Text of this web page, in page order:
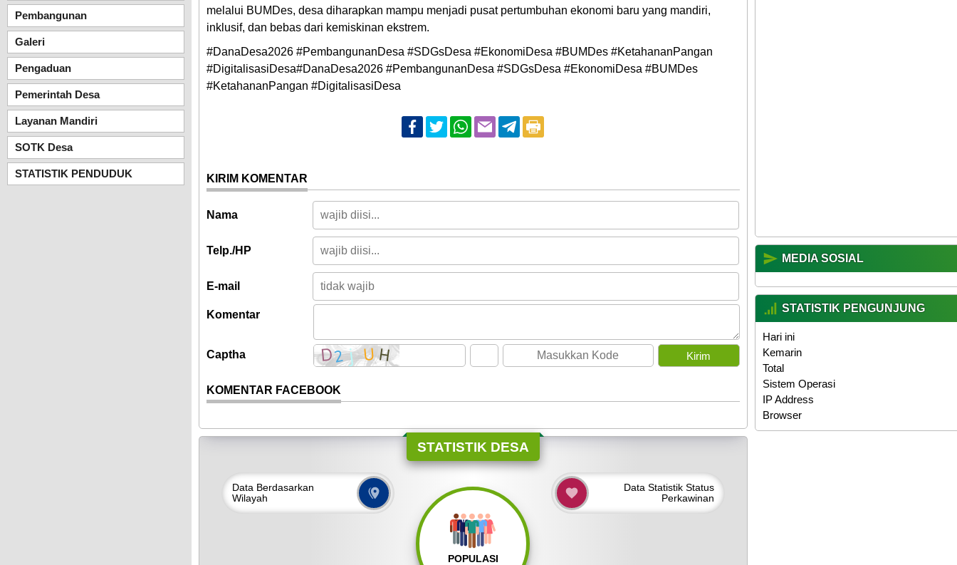
Pembangunan
Galeri
Pengaduan
Pemerintah Desa
Layanan Mandiri
SOTK Desa
STATISTIK PENDUDUK
melalui BUMDes, desa diharapkan mampu menjadi pusat pertumbuhan ekonomi baru yang mandiri,
inklusif, dan bebas dari kemiskinan ekstrem.
#DanaDesa2026 #PembangunanDesa #SDGsDesa #EkonomiDesa #BUMDes #KetahananPangan
#DigitalisasiDesa#DanaDesa2026 #PembangunanDesa #SDGsDesa #EkonomiDesa #BUMDes
#KetahananPangan #DigitalisasiDesa
KIRIM KOMENTAR
Nama
Telp./HP
E-mail
Komentar
Captha
KOMENTAR FACEBOOK
STATISTIK DESA
POPULASI
Data Berdasarkan
Wilayah
Data Statistik Status
Perkawinan
MEDIA SOSIAL
STATISTIK PENGUNJUNG
Hari ini
Kemarin
Total
Sistem Operasi
IP Address
Browser